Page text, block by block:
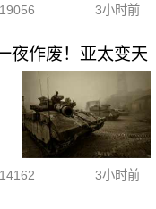
19056 3小时前
夜作废！亚太变天
14162 3小时前